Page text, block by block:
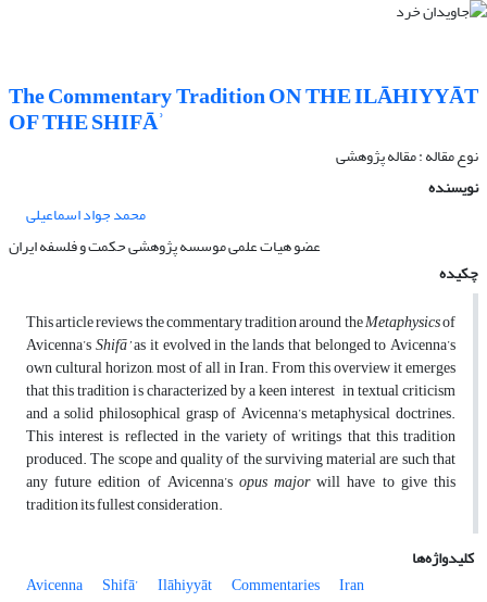
The Commentary Tradition ON THE ILĀHIYYĀT
OF THE SHIFĀʾ
نوع مقاله : مقاله پژوهشی
نویسنده
محمد جواد اسماعیلی
عضو هیات علمی موسسه پژوهشی حکمت و فلسفه ایران
چکیده
This article reviews the commentary tradition around theMetaphysicsof
Avicenna’sShifā’as it evolved in the lands that belonged to Avicenna’s
own cultural horizon, most of all in Iran. From this overview it emerges
that this tradition is characterized by a keen interest in textual criticism
and a solid philosophical grasp of Avicenna’s metaphysical doctrines.
This interest is reflected in the variety of writings that this tradition
produced. The scope and quality of the surviving material are such that
any future edition of Avicenna’s opus majorwill have to give this
tradition its fullest consideration.
کلیدواژه‌ها
Avicenna
Shifā’ Ilāhiyyāt Commentaries
Iran